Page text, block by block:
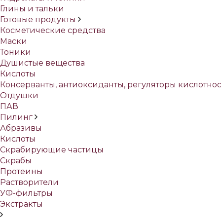
Глины и тальки
Готовые продукты
Косметические средства
Маски
Тоники
Душистые вещества
Кислоты
Консерванты, антиоксиданты, регуляторы
Отдушки
ПАВ
Пилинг
Абразивы
Кислоты
Скрабирующие частицы
Скрабы
Протеины
Растворители
УФ-фильтры
Экстракты